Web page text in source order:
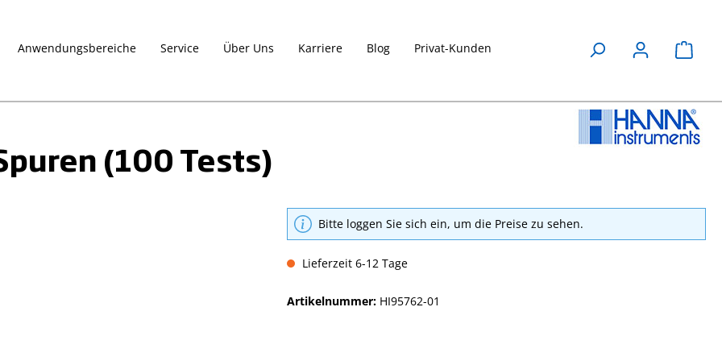
Anwendungsbereiche Service Über Uns Karriere Blog Privat-Kunden
(100 Tests)
Bitte loggen Sie sich ein, um die Preise zu sehen.
Lieferzeit 6-12 Tage
Artikelnummer: HI95762-01